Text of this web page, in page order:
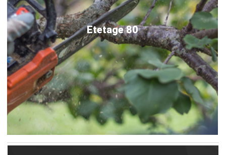
Etetage 80